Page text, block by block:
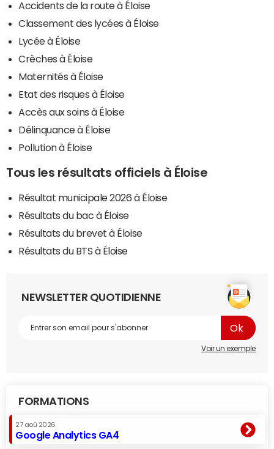
Accidents de la route à Éloise
Classement des lycées à Éloise
Lycée à Éloise
Crèches à Éloise
Maternités à Éloise
Etat des risques à Éloise
Accès aux soins à Éloise
Délinquance à Éloise
Pollution à Éloise
Tous les résultats officiels à Éloise
Résultat municipale 2026 à Éloise
Résultats du bac à Éloise
Résultats du brevet à Éloise
Résultats du BTS à Éloise
NEWSLETTER QUOTIDIENNE
Voir un exemple
FORMATIONS
27 aoû 2026
Google Analytics GA4